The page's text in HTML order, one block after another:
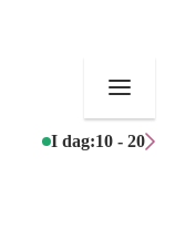
I dag:10 - 20